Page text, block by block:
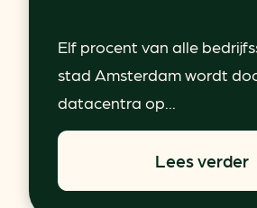
Elf procent van alle
stad Amsterdam wordt
datacentra op...
Lees verder